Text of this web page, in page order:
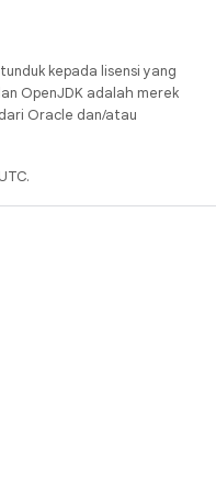
kepada lisensi yang
OpenJDK adalah merek
Oracle dan/atau